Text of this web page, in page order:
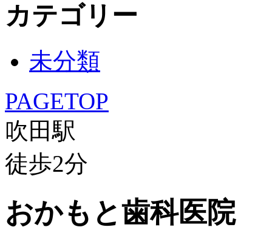
カテゴリー
未分類
PAGETOP
吹田駅
徒歩2分
おかもと歯科医院